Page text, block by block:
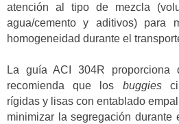
atención al tipo de mezcla
agua/cemento y aditivos) para
homogeneidad durante el
La guía ACI 304R proporciona
recomienda que los buggies
rígidas y lisas con entablado
minimizar la segregación durante